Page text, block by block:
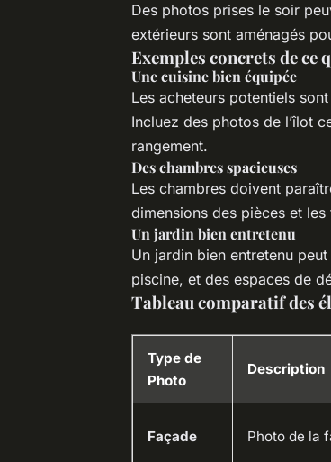
Des photos prises le soir
extérieurs sont aménagés
Exemples concrets de ce
Une cuisine bien équipée
Les acheteurs potentiels
Incluez des photos de l’îlot
rangement.
Des chambres spacieuses
Les chambres doivent
dimensions des pièces et
Un jardin bien entretenu
Un jardin bien entretenu
piscine, et des espaces de
Tableau comparatif des
Type de
Photo
Description
Façade Photo de la